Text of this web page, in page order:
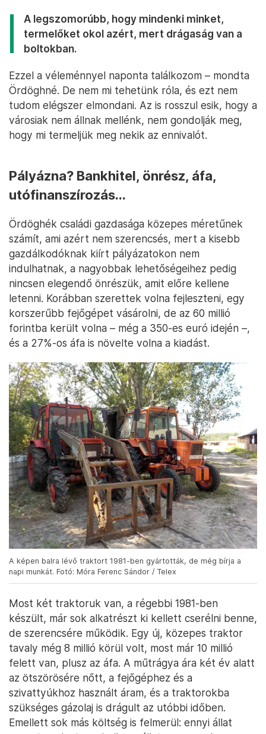
A legszomorúbb, hogy mindenki minket,
termelőket okol azért, mert drágaság van a
boltokban.
Ezzel a véleménnyel naponta találkozom – mondta
Ördöghné. De nem mi tehetünk róla, és ezt nem
tudom elégszer elmondani. Az is rosszul esik, hogy a
városiak nem állnak mellénk, nem gondolják meg,
hogy mi termeljük meg nekik az ennivalót.
Pályázna? Bankhitel, önrész, áfa,
utófinanszírozás...
Ördöghék családi gazdasága közepes méretűnek
számít, ami azért nem szerencsés, mert a kisebb
gazdálkodóknak kiírt pályázatokon nem
indulhatnak, a nagyobbak lehetőségeihez pedig
nincsen elegendő önrészük, amit előre kellene
letenni. Korábban szerettek volna fejleszteni, egy
korszerűbb fejőgépet vásárolni, de az 60 millió
forintba került volna – még a 350-es euró idején –,
és a 27%-os áfa is növelte volna a kiadást.
A képen balra lévő traktort 1981-ben gyártották, de még bírja a
napi munkát. Fotó: Móra Ferenc Sándor / Telex
Most két traktoruk van, a régebbi 1981-ben
készült, már sok alkatrészt ki kellett cserélni benne,
de szerencsére működik. Egy új, közepes traktor
tavaly még 8 millió körül volt, most már 10 millió
felett van, plusz az áfa. A műtrágya ára két év alatt
az ötszörösére nőtt, a fejőgéphez és a
szivattyúkhoz használt áram, és a traktorokba
szükséges gázolaj is drágult az utóbbi időben.
Emellett sok más költség is felmerül: ennyi állat